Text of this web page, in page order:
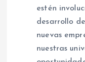
estén
desarrollo
nuevas
nuestras